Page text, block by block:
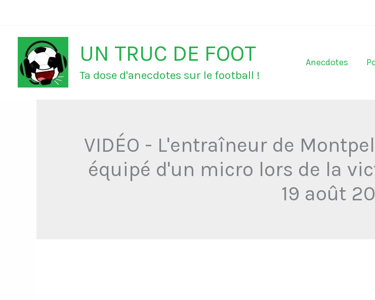
contenu
UN TRUC DE FOOT
Ta dose d'anecdotes sur le football !
Anecdotes
VIDÉO - L'entraîneur de
équipé d'un micro lors de la
19 août